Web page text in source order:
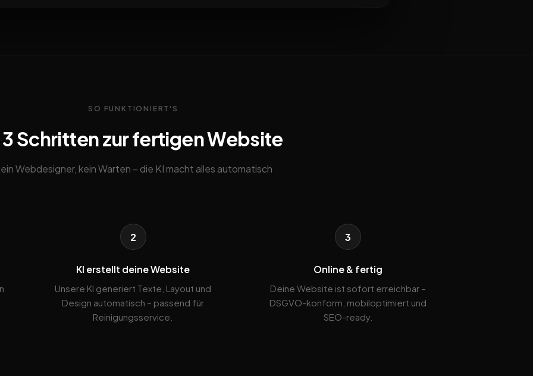
SO FUNKTIONIERT'S
3 Schritten zur fertigen Website
Webdesigner, kein Warten – die KI macht alles automatisch
2
KI erstellt deine Website
Unsere KI generiert Texte, Layout und
Design automatisch – passend für
Reinigungsservice.
3
Online & fertig
Deine Website ist sofort erreichbar –
DSGVO-konform, mobiloptimiert und
SEO-ready.